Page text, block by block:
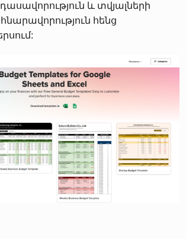
և տվյալների
հնարավորություն հենց